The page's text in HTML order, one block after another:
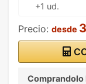
+1 ud.
Precio: desde
Comprandolo